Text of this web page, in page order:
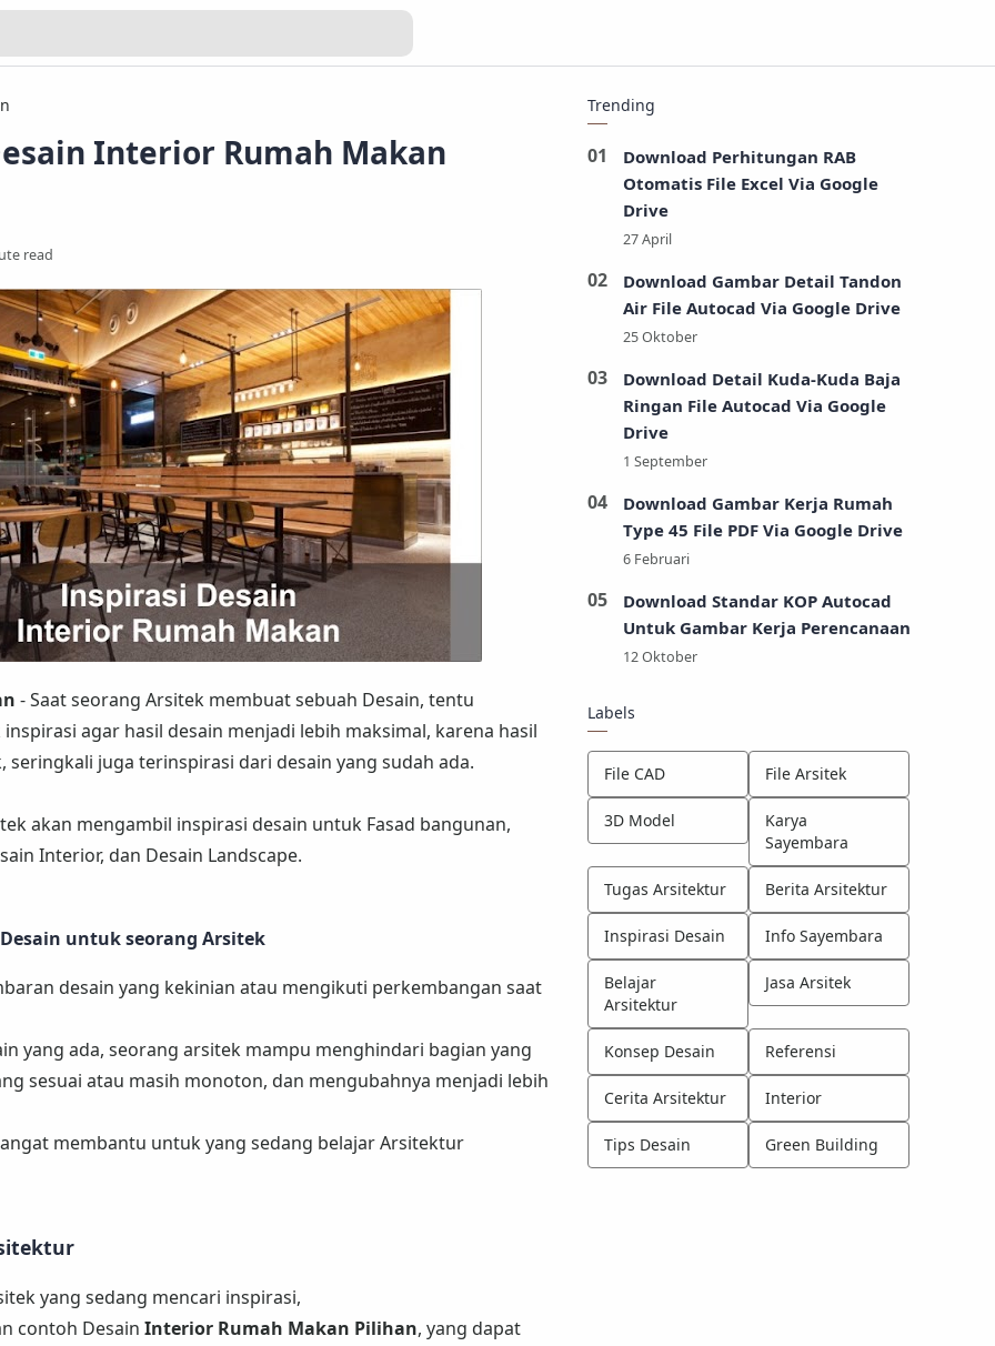
Interior Rumah Makan
read
- Saat seorang Arsitek membuat sebuah Desain, tentu
agar hasil desain menjadi lebih maksimal, karena hasil
seringkali juga terinspirasi dari desain yang sudah ada.
akan mengambil inspirasi desain untuk Fasad bangunan,
Interior, dan Desain Landscape.
untuk seorang Arsitek
desain yang kekinian atau mengikuti perkembangan saat
yang ada, seorang arsitek mampu menghindari bagian yang
sesuai atau masih monoton, dan mengubahnya menjadi lebih
membantu untuk yang sedang belajar Arsitektur
yang sedang mencari inspirasi,
contoh Desain Interior Rumah Makan Pilihan, yang dapat
Trending
Download Perhitungan RAB
Otomatis File Excel Via Google
Drive
Download Gambar Detail Tandon
Air File Autocad Via Google Drive
Download Detail Kuda-Kuda Baja
Ringan File Autocad Via Google
Drive
Download Gambar Kerja Rumah
Type 45 File PDF Via Google Drive
Download Standar KOP Autocad
Untuk Gambar Kerja Perencanaan
Labels
File CAD File Arsitek
3D Model
Karya
Sayembara
Tugas Arsitektur Berita Arsitektur
Inspirasi Desain Info Sayembara
Belajar
Arsitektur
Jasa Arsitek
Konsep Desain Referensi
Cerita Arsitektur Interior
Tips Desain Green Building